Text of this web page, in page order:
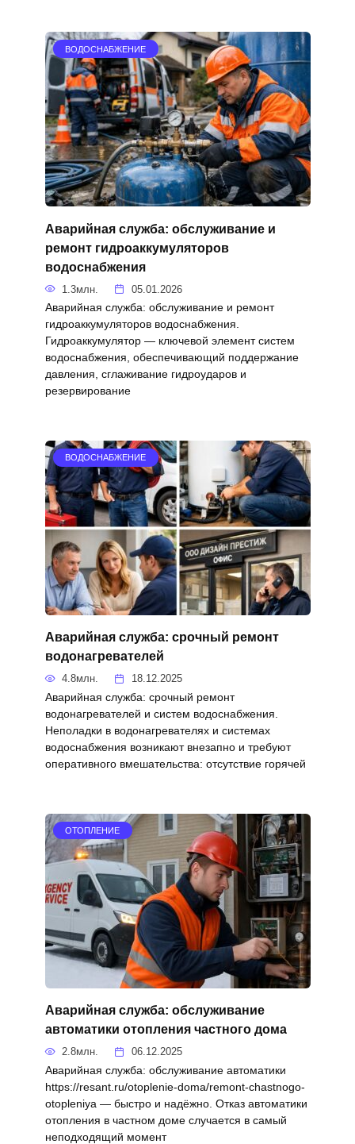
ВОДОСНАБЖЕНИЕ
Аварийная служба: обслуживание и
ремонт гидроаккумуляторов
водоснабжения
1.3млн. 05.01.2026
Аварийная служба: обслуживание и ремонт
гидроаккумуляторов водоснабжения.
Гидроаккумулятор — ключевой элемент систем
водоснабжения, обеспечивающий поддержание
давления, сглаживание гидроударов и
резервирование
ВОДОСНАБЖЕНИЕ
Аварийная служба: срочный ремонт
водонагревателей
4.8млн. 18.12.2025
Аварийная служба: срочный ремонт
водонагревателей и систем водоснабжения.
Неполадки в водонагревателях и системах
водоснабжения возникают внезапно и требуют
оперативного вмешательства: отсутствие горячей
ОТОПЛЕНИЕ
Аварийная служба: обслуживание
автоматики отопления частного дома
2.8млн. 06.12.2025
Аварийная служба: обслуживание автоматики
https://resant.ru/otoplenie-doma/remont-chastnogo-
otopleniya — быстро и надёжно. Отказ автоматики
отопления в частном доме случается в самый
неподходящий момент